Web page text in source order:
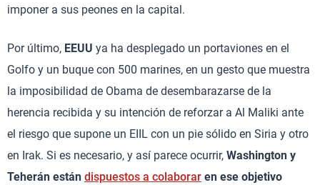
imponer a sus peones en la capital.
Por último, EEUU ya ha desplegado un portaviones en el
Golfo y un buque con 500 marines, en un gesto que muestra
la imposibilidad de Obama de desembarazarse de la
herencia recibida y su intención de reforzar a Al Maliki ante
el riesgo que supone un EIIL con un pie sólido en Siria y otro
en Irak. Si es necesario, y así parece ocurrir, Washington y
Teherán están dispuestos a colaborar en ese objetivo